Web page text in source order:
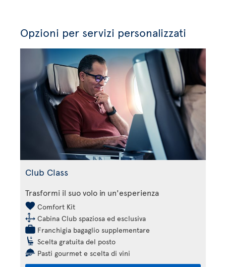
Opzioni per servizi personalizzati
Club Class
Trasformi il suo volo in un'esperienza
Comfort Kit
Cabina Club spaziosa ed esclusiva
Franchigia bagaglio supplementare
Scelta gratuita del posto
Pasti gourmet e scelta di vini